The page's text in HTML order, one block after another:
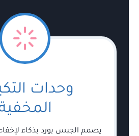
وحدات
يصمم الجبس بورد بذكاء